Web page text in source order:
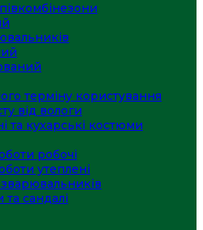
терміну користування
від вологи
та кухарські костюми
робочі
утеплені
та сандалі